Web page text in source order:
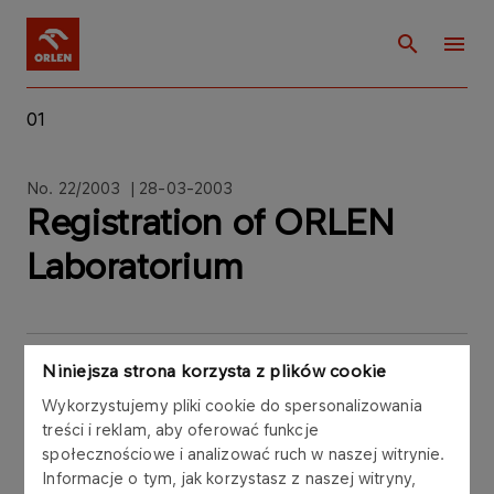
Niniejsza strona korzysta z plików cookie
Wykorzystujemy pliki cookie do spersonalizowania
treści i reklam, aby oferować funkcje
społecznościowe i analizować ruch w naszej witrynie.
Informacje o tym, jak korzystasz z naszej witryny,
01
No. 22/2003 | 28-03-2003
Registration of ORLEN
Laboratorium
ORLEN"), Central Europe’s largest downstream oil
company, informs of the registration of ORLEN
Laboratorium, a limited liability company with its